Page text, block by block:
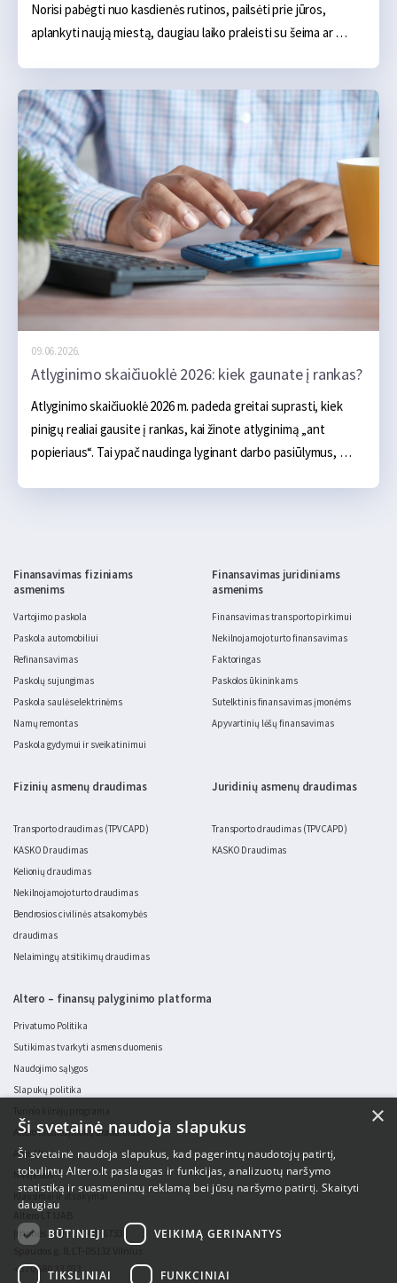
Norisi pabėgti nuo kasdienės rutinos, pailsėti prie jūros,
aplankyti naują miestą, daugiau laiko praleisti su šeima ar
maistas ir kelios pramogos. Tačiau realybėje atostogos dažnai
pabrangsta ne dėl vieno didelio pirkinio, o dėl daugybės
smulkių klaidų, kurios ilgainiui susideda į nemažą sumą.
09.06.2026.
Atlyginimo skaičiuoklė 2026: kiek gaunate į rankas?
Atlyginimo skaičiuoklė 2026 m. padeda greitai suprasti, kiek
pinigų realiai gausite į rankas, kai žinote atlyginimą „ant
popieriaus“. Tai ypač naudinga lyginant darbo pasiūlymus,
Finansavimas fiziniams
asmenims
Vartojimo paskola
Paskola automobiliui
Refinansavimas
Paskolų sujungimas
Paskola saulės elektrinėms
Namų remontas
Paskola gydymui ir sveikatinimui
Finansavimas juridiniams
asmenims
Finansavimas transporto pirkimui
Nekilnojamojo turto finansavimas
Faktoringas
Paskolos ūkininkams
Sutelktinis finansavimas įmonėms
Apyvartinių lėšų finansavimas
Fizinių asmenų draudimas
Transporto draudimas (TPVCAPD)
KASKO Draudimas
Kelionių draudimas
Nekilnojamojo turto draudimas
Bendrosios civilinės atsakomybės
draudimas
Nelaimingų atsitikimų draudimas
Juridinių asmenų draudimas
Transporto draudimas (TPVCAPD)
KASKO Draudimas
Altero – finansų palyginimo platforma
Privatumo Politika
Sutikimas tvarkyti asmens duomenis
Naudojimo sąlygos
Slapukų politika
Altero kredito įmokų draudimas
Apie Altero
Naujienos
Klausimai ir atsakymai
Altero LT UAB
Įmonės kodas 304896733
+370 680 33 033
×
Ši svetainė naudoja slapukus
Ši svetainė naudoja slapukus, kad pagerintų naudotojų patirtį,
tobulintų Altero.lt paslaugas ir funkcijas, analizuotų naršymo
statistiką ir suasmenintų reklamą bei jūsų naršymo patirtį. Skaityti
daugiau
BŪTINIEJI
VEIKIMĄ GERINANTYS
TIKSLINIAI FUNKCINIAI